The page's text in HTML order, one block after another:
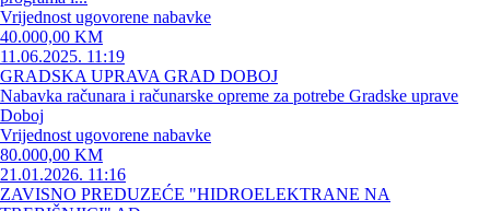
Vrijednost ugovorene nabavke
40.000,00 KM
11.06.2025. 11:19
GRADSKA UPRAVA GRAD DOBOJ
Nabavka računara i računarske opreme za potrebe Gradske uprave
Doboj
Vrijednost ugovorene nabavke
80.000,00 KM
21.01.2026. 11:16
ZAVISNO PREDUZEĆE "HIDROELEKTRANE NA